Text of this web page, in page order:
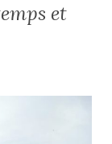
et